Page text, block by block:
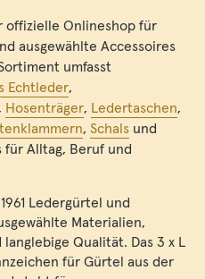
offizielle Onlineshop für
ausgewählte Accessoires
umfasst
Echtleder,
Hosenträger, Ledertaschen,
, Schals und
Alltag, Beruf und
Ledergürtel und
Materialien,
Qualität. Das 3 x L
für Gürtel aus der